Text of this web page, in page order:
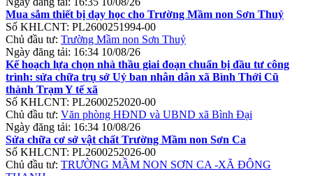
Mua sắm thiết bị dạy học cho Trường Mầm non Sơn Thuỷ
Số KHLCNT: PL2600251994-00
Chủ đầu tư: Trường Mầm non Sơn Thuỷ
Ngày đăng tải: 16:34 10/08/26
Kế hoạch lựa chọn nhà thầu giai đoạn chuẩn bị đầu tư công
trình: sửa chữa trụ sở Uỷ ban nhân dân xã Bình Thới Cũ
thành Trạm Y tế xã
Số KHLCNT: PL2600252020-00
Chủ đầu tư: Văn phòng HĐND và UBND xã Bình Đại
Ngày đăng tải: 16:34 10/08/26
Sửa chữa cơ sở vật chất Trường Mầm non Sơn Ca
Số KHLCNT: PL2600252026-00
Chủ đầu tư: TRƯỜNG MẦM NON SƠN CA -XÃ ĐÔNG